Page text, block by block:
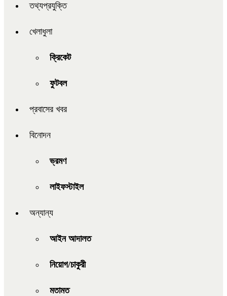
তথ্যপ্রযুক্তি
খেলাধুলা
ক্রিকেট
ফুটবল
প্রবাসের খবর
বিনোদন
ভ্রমণ
লাইফস্টাইল
অন্যান্য
আইন আদালত
নিয়োগ/চাকুরী
মতামত